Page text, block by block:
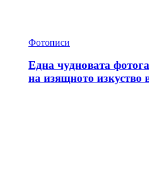
Фотописи
Една чудновата
на изящното изкуство